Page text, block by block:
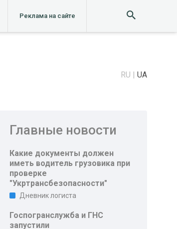
Реклама на сайте
RU UA
Главные новости
Какие документы должен
иметь водитель грузовика при
проверке
"Укртрансбезопасности"
Дневник логиста
Госпогранслужба и ГНС
запустили